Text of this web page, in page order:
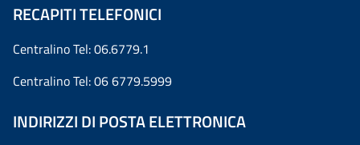
RECAPITI TELEFONICI
Centralino Tel: 06.6779.1
Centralino Tel: 06 6779.5999
INDIRIZZI DI POSTA ELETTRONICA